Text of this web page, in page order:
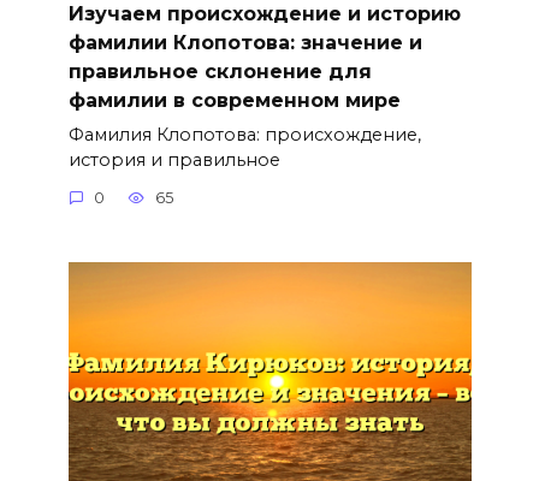
Изучаем происхождение и историю
фамилии Клопотова: значение и
правильное склонение для
фамилии в современном мире
Фамилия Клопотова: происхождение,
история и правильное
0 65